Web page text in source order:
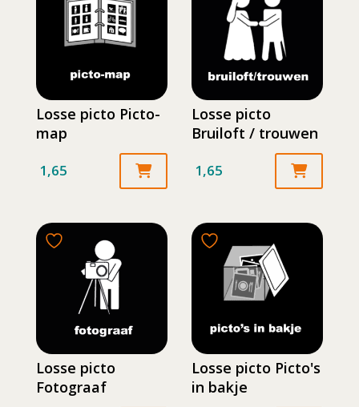
Losse picto Picto-
map
1,65
Losse picto
Bruiloft / trouwen
1,65
Losse picto
Fotograaf
Losse picto Picto's
in bakje